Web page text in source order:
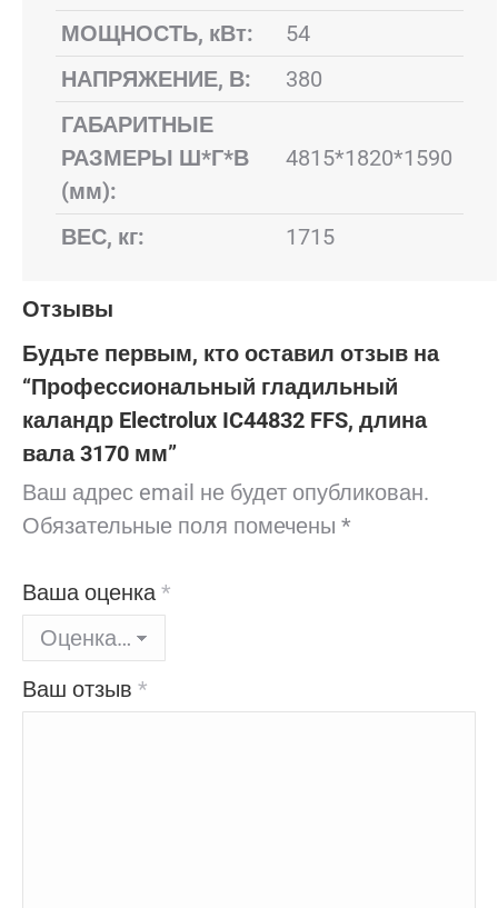
МОЩНОСТЬ, кВт:
54
НАПРЯЖЕНИЕ, В:
380
ГАБАРИТНЫЕ
РАЗМЕРЫ Ш*Г*В
(мм):
4815*1820*1590
ВЕС, кг: 1715
Отзывы
Будьте первым, кто оставил отзыв на
“Профессиональный гладильный
каландр Electrolux IC44832 FFS, длина
вала 3170 мм”
Ваш адрес email не будет опубликован.
Обязательные поля помечены *
Ваша оценка *
Ваш отзыв *